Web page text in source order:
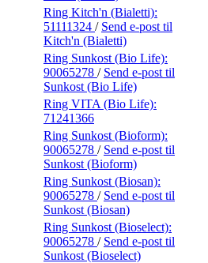
Ring Kitch'n (Bialetti):
51111324 / Send e-post til
Kitch'n (Bialetti)
Ring Sunkost (Bio Life):
90065278 / Send e-post til
Sunkost (Bio Life)
Ring VITA (Bio Life):
71241366
Ring Sunkost (Bioform):
90065278 / Send e-post til
Sunkost (Bioform)
Ring Sunkost (Biosan):
90065278 / Send e-post til
Sunkost (Biosan)
Ring Sunkost (Bioselect):
90065278 / Send e-post til
Sunkost (Bioselect)